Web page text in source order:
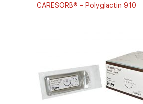
CARESORB® – Polyglactin 910